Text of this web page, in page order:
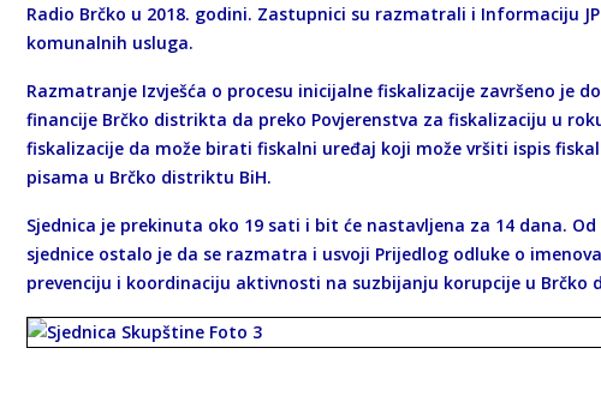
Radio Brčko u 2018. godini. Zastupnici su razmatrali i Informaciju
komunalnih usluga.
Razmatranje Izvješća o procesu inicijalne fiskalizacije završeno je
financije Brčko distrikta da preko Povjerenstva za fiskalizaciju u
fiskalizacije da može birati fiskalni uređaj koji može vršiti ispis
pisama u Brčko distriktu BiH.
Sjednica je prekinuta oko 19 sati i bit će nastavljena za 14 dana.
sjednice ostalo je da se razmatra i usvoji Prijedlog odluke o
prevenciju i koordinaciju aktivnosti na suzbijanju korupcije u Brčko